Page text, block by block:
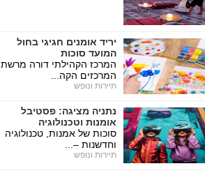
יריד אומנים חגיגי בחול
המועד סוכות
המרכז הקהילתי דורה מרשת
המרכזים הקה...
תיירות ונופש
נתניה מציגה: פסטיבל
אומנות וטכנולוגיה
סוכות של אמנות, טכנולוגיה
וחדשנות –...
תיירות ונופש